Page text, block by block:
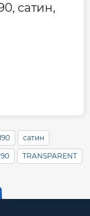
сатин,
сатин
TRANSPARENT